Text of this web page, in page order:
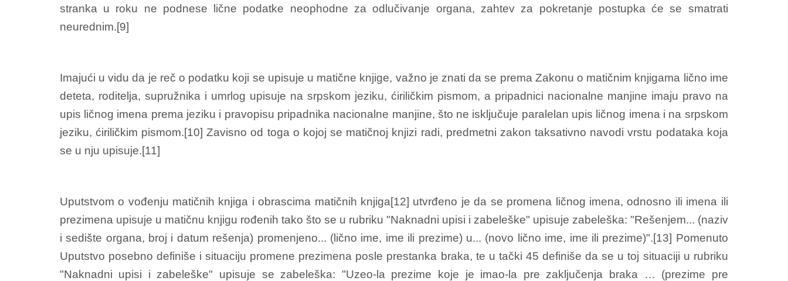
stranka u roku ne podnese lične podatke neophodne za odlučivanje organa, zahtev za pokretanje postupka će se smatrati
neurednim.[9]
Imajući u vidu da je reč o podatku koji se upisuje u matične knjige, važno je znati da se prema Zakonu o matičnim knjigama lično ime
deteta, roditelja, supružnika i umrlog upisuje na srpskom jeziku, ćiriličkim pismom, a pripadnici nacionalne manjine imaju pravo na
upis ličnog imena prema jeziku i pravopisu pripadnika nacionalne manjine, što ne isključuje paralelan upis ličnog imena i na srpskom
jeziku, ćiriličkim pismom.[10] Zavisno od toga o kojoj se matičnoj knjizi radi, predmetni zakon taksativno navodi vrstu podataka koja
se u nju upisuje.[11]
Uputstvom o vođenju matičnih knjiga i obrascima matičnih knjiga[12] utvrđeno je da se promena ličnog imena, odnosno ili imena ili
prezimena upisuje u matičnu knjigu rođenih tako što se u rubriku "Naknadni upisi i zabeleške" upisuje zabeleška: "Rešenjem... (naziv
i sedište organa, broj i datum rešenja) promenjeno... (lično ime, ime ili prezime) u... (novo lično ime, ime ili prezime)".[13] Pomenuto
Uputstvo posebno definiše i situaciju promene prezimena posle prestanka braka, te u tački 45 definiše da se u toj situaciji u rubriku
"Naknadni upisi i zabeleške" upisuje se zabeleška: "Uzeo-la prezime koje je imao-la pre zaključenja braka … (prezime pre